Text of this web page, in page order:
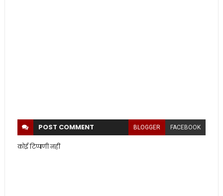
POST COMMENT BLOGGER FACEBOOK
कोई टिप्पणी नहीं